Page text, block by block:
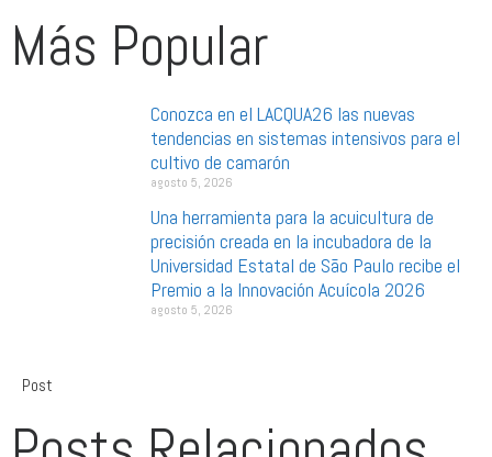
Más Popular
Conozca en el LACQUA26 las nuevas
tendencias en sistemas intensivos para el
cultivo de camarón
agosto 5, 2026
Una herramienta para la acuicultura de
precisión creada en la incubadora de la
Universidad Estatal de São Paulo recibe el
Premio a la Innovación Acuícola 2026
agosto 5, 2026
Post